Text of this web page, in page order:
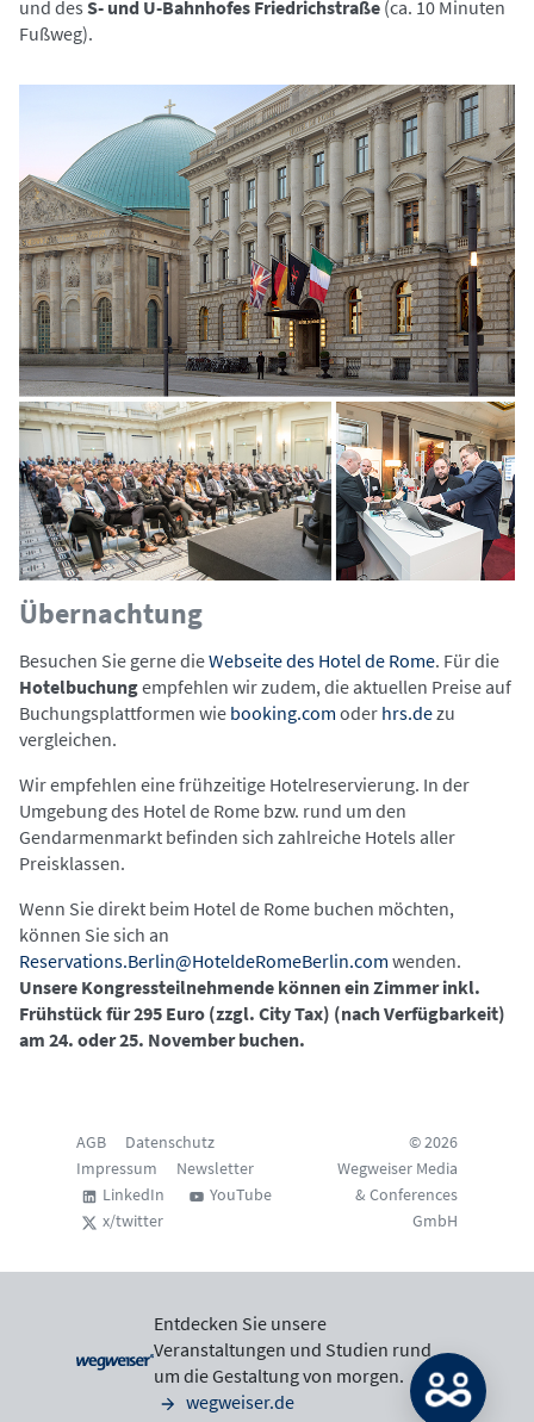
und des S- und U-Bahnhofes Friedrichstraße (ca. 10 Minuten
Fußweg).
Übernachtung
Besuchen Sie gerne dieWebseite des Hotel de Rome. Für die
Hotelbuchungempfehlen wir zudem, die aktuellen Preise auf
Buchungsplattformen wie booking.com oder hrs.dezu
vergleichen.
Wir empfehlen eine frühzeitige Hotelreservierung. In der
Umgebung des Hotel de Rome bzw. rund um den
Gendarmenmarkt befinden sich zahlreiche Hotels aller
Preisklassen.
Wenn Sie direkt beim Hotel de Rome buchen möchten,
können Sie sich an
Reservations.Berlin@HoteldeRomeBerlin.com wenden.
Unsere Kongressteilnehmende können ein Zimmer inkl.
Frühstück für 295 Euro (zzgl. City Tax) (nach Verfügbarkeit)
am 24. oder 25. November buchen.
AGB
Datenschutz
Impressum
Newsletter
LinkedIn
YouTube
x/twitter
© 2026
Wegweiser Media
& Conferences
GmbH
Entdecken Sie unsere
Veranstaltungen und Studien rund
um die Gestaltung von morgen.
wegweiser.de